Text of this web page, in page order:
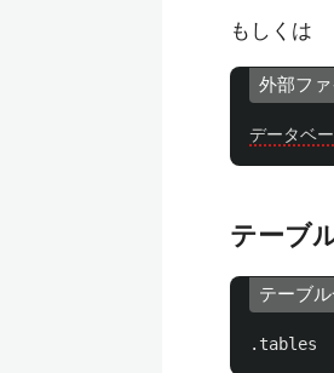
もしくは
外部フ
データベ
テーブ
テーブ
. tables